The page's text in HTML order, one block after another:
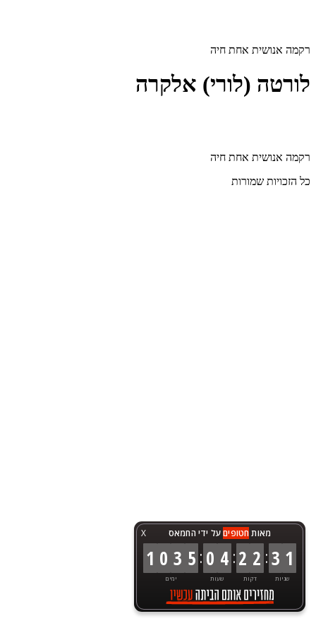
X מאותחטופיםעל ידי החמאס
1 0 3 5
ימים
: 0 4
שעות
:2 2
דקות
:3 1
שניות
רקמה אנושית אחת חיה
לורטה (לורי) אלקרה
רקמה אנושית אחת חיה
כל הזכויות שמורות